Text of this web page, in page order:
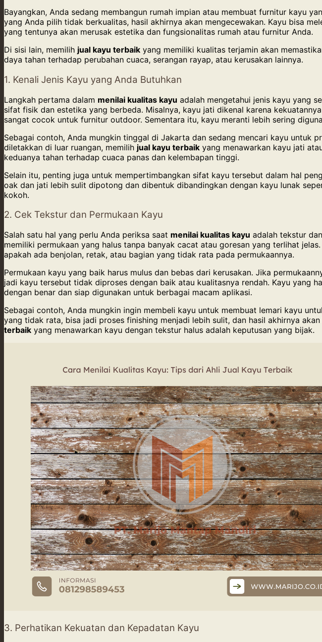
Bayangkan, Anda sedang membangun rumah impian atau membuat furnitur kayu
yang Anda pilih tidak berkualitas, hasil akhirnya akan mengecewakan. Kayu bisa
yang tentunya akan merusak estetika dan fungsionalitas rumah atau furnitur Anda.
Di sisi lain, memilih jual kayu terbaik yang memiliki kualitas terjamin akan
daya tahan terhadap perubahan cuaca, serangan rayap, atau kerusakan lainnya.
1. Kenali Jenis Kayu yang Anda Butuhkan
Langkah pertama dalam menilai kualitas kayu adalah mengetahui jenis kayu yang
sifat fisik dan estetika yang berbeda. Misalnya, kayu jati dikenal karena
sangat cocok untuk furnitur outdoor. Sementara itu, kayu meranti lebih sering
Sebagai contoh, Anda mungkin tinggal di Jakarta dan sedang mencari kayu untuk
diletakkan di luar ruangan, memilih jual kayu terbaik yang menawarkan kayu jati
keduanya tahan terhadap cuaca panas dan kelembapan tinggi.
Selain itu, penting juga untuk mempertimbangkan sifat kayu tersebut dalam hal
oak dan jati lebih sulit dipotong dan dibentuk dibandingkan dengan kayu lunak
kokoh.
2. Cek Tekstur dan Permukaan Kayu
Salah satu hal yang perlu Anda periksa saat menilai kualitas kayu adalah tekstur
memiliki permukaan yang halus tanpa banyak cacat atau goresan yang terlihat
apakah ada benjolan, retak, atau bagian yang tidak rata pada permukaannya.
Permukaan kayu yang baik harus mulus dan bebas dari kerusakan. Jika
jadi kayu tersebut tidak diproses dengan baik atau kualitasnya rendah. Kayu yang
dengan benar dan siap digunakan untuk berbagai macam aplikasi.
Sebagai contoh, Anda mungkin ingin membeli kayu untuk membuat lemari kayu
yang tidak rata, bisa jadi proses finishing menjadi lebih sulit, dan hasil akhirnya
terbaik yang menawarkan kayu dengan tekstur halus adalah keputusan yang bijak.
3. Perhatikan Kekuatan dan Kepadatan Kayu